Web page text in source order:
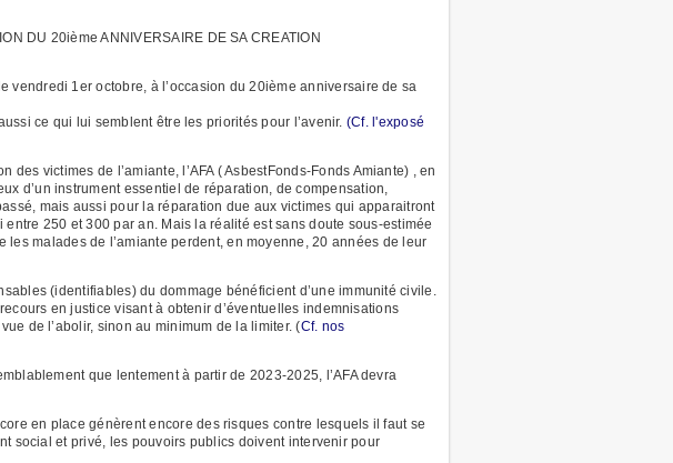
DU 20ième ANNIVERSAIRE DE SA CREATION
vendredi 1er octobre, à l’occasion du 20ième anniversaire de sa
ce qui lui semblent être les priorités pour l’avenir. (Cf. l'exposé
victimes de l’amiante, l’AFA ( AsbestFonds-Fonds Amiante) , en
d’un instrument essentiel de réparation, de compensation,
mais aussi pour la réparation due aux victimes qui apparaitront
250 et 300 par an. Mais la réalité est sans doute sous-estimée
les malades de l’amiante perdent, en moyenne, 20 années de leur
(identifiables) du dommage bénéficient d’une immunité civile.
en justice visant à obtenir d’éventuelles indemnisations
de l’abolir, sinon au minimum de la limiter. (Cf. nos
que lentement à partir de 2023-2025, l’AFA devra
en place génèrent encore des risques contre lesquels il faut se
social et privé, les pouvoirs publics doivent intervenir pour